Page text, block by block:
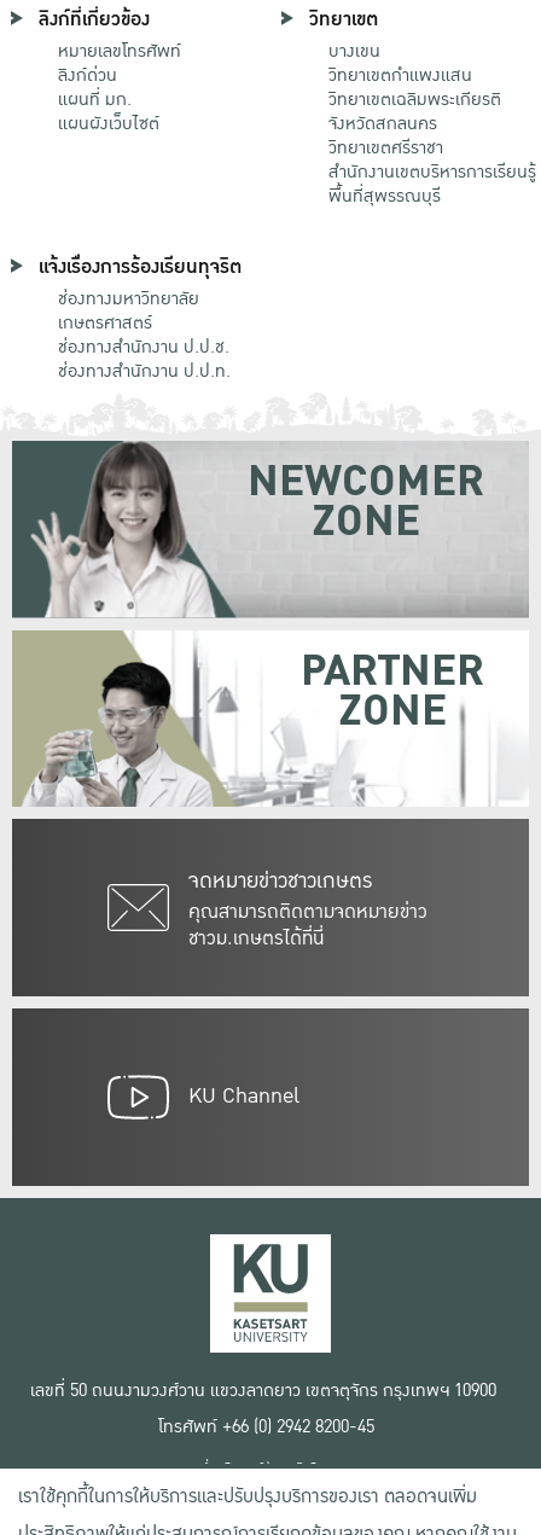
ลิงก์ที่เกี่ยวข้อง
หมายเลขโทรศัพท์
ลิงก์ด่วน
แผนที่ มก.
แผนผังเว็บไซต์
วิทยาเขต
บางเขน
วิทยาเขตกําแพงแสน
วิทยาเขตเฉลิมพระเกียรติ
จังหวัดสกลนคร
วิทยาเขตศรีราชา
สำนักงานเขตบริหารการเรียนรู้
พื้นที่สุพรรณบุรี
แจ้งเรื่องการร้องเรียนทุจริต
ช่องทางมหาวิทยาลัย
เกษตรศาสตร์
ช่องทางสำนักงาน ป.ป.ช.
ช่องทางสำนักงาน ป.ป.ท.
จดหมายข่าวชาวเกษตร
คุณสามารถติดตามจดหมายข่าว
ชาวม.เกษตรได้ที่นี่
NEWCOMER
ZONE
PARTNER
ZONE
KU Channel
เลขที่ 50 ถนนงามวงศ์วาน แขวงลาดยาว เขตจตุจักร กรุงเทพฯ 10900
โทรศัพท์ +66 (0) 2942 8200-45
เงื่อนไขการใช้งานเว็บไซต์
ข้อตกลงด้านสิทธิ์ใช้งาน
นโยบายความเป็นส่วนตัว
เราใช้คุกกี้ในการให้บริการและปรับปรุงบริการของเรา ตลอดจนเพิ่ม